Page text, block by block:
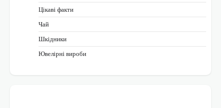
Цікаві факти
Чай
Шкідники
Ювелірні вироби